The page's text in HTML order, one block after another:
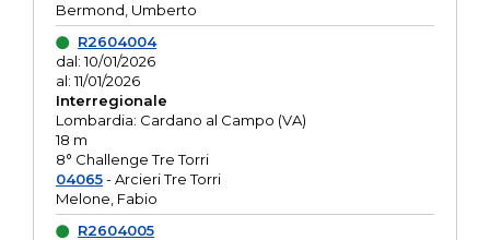
Bermond, Umberto
R2604004
dal: 10/01/2026
al: 11/01/2026
Interregionale
Lombardia: Cardano al Campo (VA)
18 m
8° Challenge Tre Torri
04065- Arcieri Tre Torri
Melone, Fabio
R2604005